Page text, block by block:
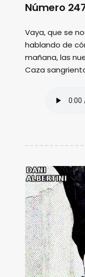
Número
Vaya, que se
hablando de
mañana, las
Caza